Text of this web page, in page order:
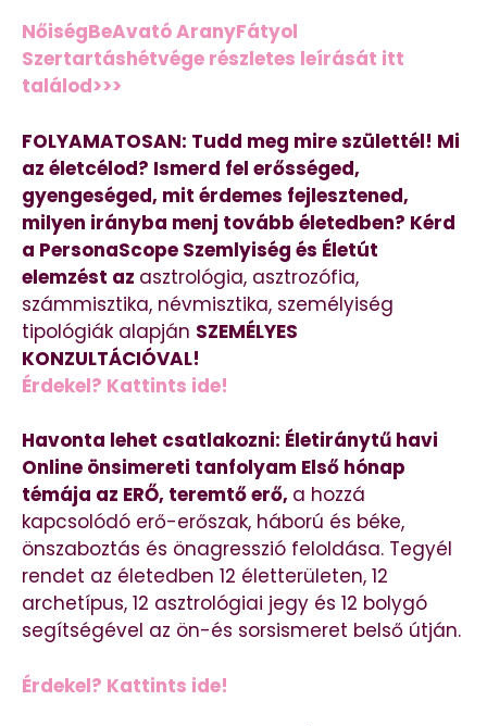
NőiségBeAvató AranyFátyol
Szertartáshétvége részletes leírását itt
találod>>>
FOLYAMATOSAN: Tudd meg mire születtél! Mi
az életcélod? Ismerd fel erősséged,
gyengeséged, mit érdemes fejlesztened,
milyen irányba menj tovább életedben? Kérd
a PersonaScope Szemlyiség és Életút
elemzést az asztrológia, asztrozófia,
számmisztika, névmisztika, személyiség
tipológiák alapján SZEMÉLYES
KONZULTÁCIÓVAL!
Érdekel? Kattints ide!
Havonta lehet csatlakozni: Életiránytű havi
Online önsimereti tanfolyam Első hónap
témája az ERŐ, teremtő erő, a hozzá
kapcsolódó erő-erőszak, háború és béke,
önszaboztás és önagresszió feloldása. Tegyél
rendet az életedben 12 életterületen, 12
archetípus, 12 asztrológiai jegy és 12 bolygó
segítségével az ön-és sorsismeret belső útján.
Érdekel? Kattints ide!